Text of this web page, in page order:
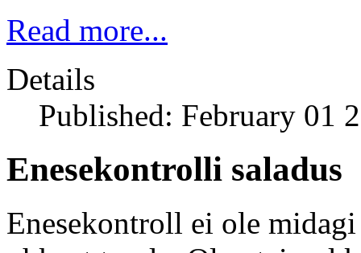
Read more...
Details
Published: February 01
Enesekontrolli saladus
Enesekontroll ei ole